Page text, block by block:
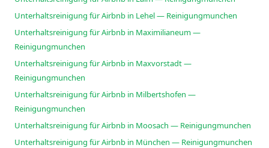
Unterhaltsreinigung für Airbnb in Lehel — Reinigungmunchen
Unterhaltsreinigung für Airbnb in Maximilianeum —
Reinigungmunchen
Unterhaltsreinigung für Airbnb in Maxvorstadt —
Reinigungmunchen
Unterhaltsreinigung für Airbnb in Milbertshofen —
Reinigungmunchen
Unterhaltsreinigung für Airbnb in Moosach — Reinigungmunchen
Unterhaltsreinigung für Airbnb in München — Reinigungmunchen